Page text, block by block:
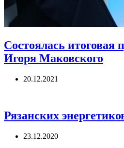
Состоялась итоговая
Игоря Маковского
20.12.2021
Рязанских
23.12.2020